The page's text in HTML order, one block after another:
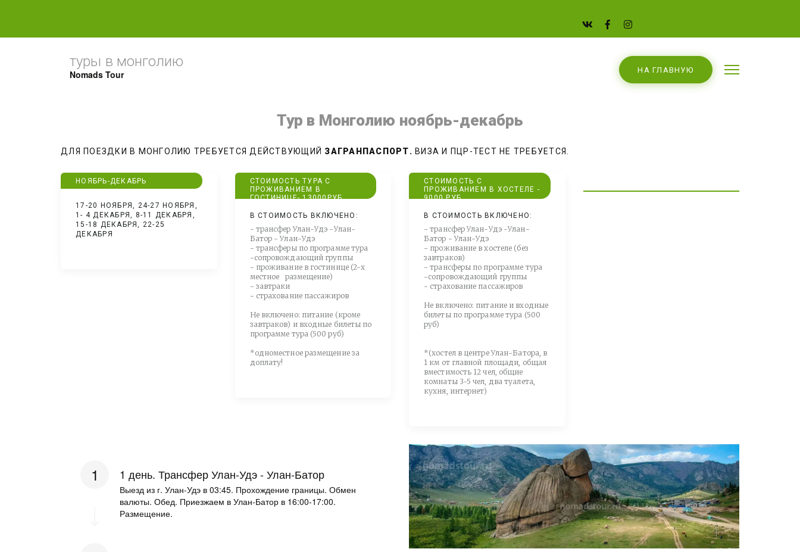
туры в монголию
Nomads Tour НА ГЛАВНУЮ
Тур в Монголию ноябрь-декабрь
ДЛЯ ПОЕЗДКИ В МОНГОЛИЮ ТРЕБУЕТСЯ ДЕЙСТВУЮЩИЙ ЗАГРАНПАСПОРТ. ВИЗА И ПЦР-ТЕСТ НЕ ТРЕБУЕТСЯ.
17-20 НОЯБРЯ, 24-27 НОЯБРЯ,
1- 4 ДЕКАБРЯ, 8-11 ДЕКАБРЯ,
15-18 ДЕКАБРЯ, 22-25
ДЕКАБРЯ
НОЯБРЬ-ДЕКАБРЬ
В СТОИМОСТЬ ВКЛЮЧЕНО:
СТОИМОСТЬ ТУРА С
ПРОЖИВАНИЕМ В
ГОСТИНИЦЕ- 13000РУБ
- трансфер Улан-Удэ -Улан-
Батор - Улан-Удэ
- трансферы по программе тура
-сопровождающий группы
- проживание в гостинице (2-х
местное размещение)
- завтраки
- страхование пассажиров
Не включено: питание (кроме
завтраков) и входные билеты по
программе тура (500 руб)
*одноместное размещение за
доплату!
В СТОИМОСТЬ ВКЛЮЧЕНО:
СТОИМОСТЬ С
ПРОЖИВАНИЕМ В ХОСТЕЛЕ -
9000 РУБ
- трансфер Улан-Удэ -Улан-
Батор - Улан-Удэ
- проживание в хостеле (без
завтраков)
- трансферы по программе тура
-сопровождающий группы
- страхование пассажиров
Не включено: питание и входные
билеты по программе тура (500
руб)
*(хостел в центре Улан-Батора, в
1 км от главной площади, общая
вместимость 12 чел, общие
комнаты 3-5 чел, два туалета,
кухня, интернет)
1 день. Трансфер Улан-Удэ - Улан-Батор
Выезд из г. Улан-Удэ в 03:45. Прохождение границы. Обмен
валюты. Обед. ­Приезжаем в Улан-Батор в 16:00-17:00.
Размещение. ­